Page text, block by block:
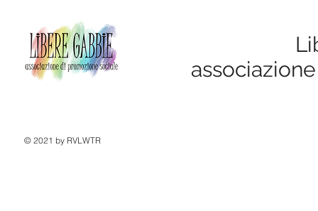
© 2021 by RVLWTR